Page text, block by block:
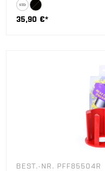
35,90 €*
BEST.-NR. PFF85504R